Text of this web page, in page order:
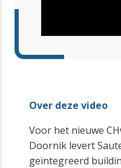
Over deze video
Voor het nieuwe
Doornik levert
geïntegreerd